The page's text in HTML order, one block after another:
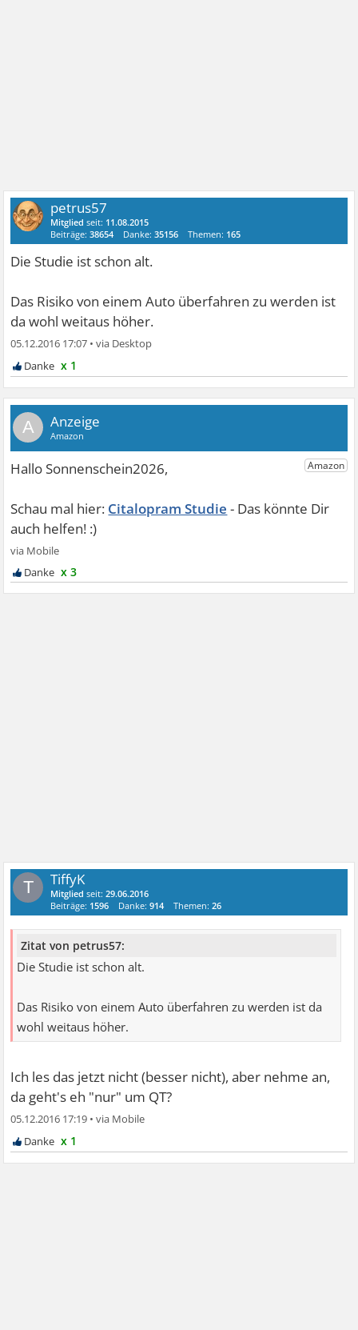
petrus57
Mitglied seit: 11.08.2015
Beiträge:38654 Danke:35156 Themen: 165
Die Studie ist schon alt.
Das Risiko von einem Auto überfahren zu werden ist
da wohl weitaus höher.
05.12.2016 17:07 •
x 1
A
Citalopram Studie
x 3
T TiffyK
Mitglied seit:29.06.2016
Beiträge: 1596 Danke:914 Themen:26
Zitat von petrus57:
Die Studie ist schon alt.
Das Risiko von einem Auto überfahren zu werden ist da
wohl weitaus höher.
Ich les das jetzt nicht (besser nicht), aber nehme an,
da geht's eh "nur" um QT?
05.12.2016 17:19 •
x 1